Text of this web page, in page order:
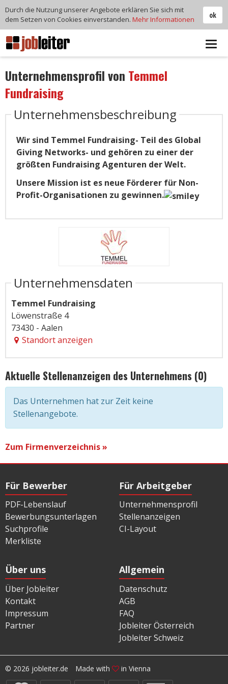
Unternehmensprofil von Temmel
Fundraising
Unternehmensbeschreibung
Wir sind Temmel Fundraising- Teil des Global
Giving Networks- und gehören zu einer der
größten Fundraising Agenturen der Welt.
Unsere Mission ist es neue Förderer für Non-
Profit-Organisationen zu gewinnen.
Unternehmensdaten
Temmel Fundraising
Löwenstraße 4
73430 - Aalen
Standort anzeigen
Aktuelle Stellenanzeigen des Unternehmens (0)
Das Unternehmen hat zur Zeit keine
Stellenangebote.
Zum Firmenverzeichnis »
Für Bewerber
PDF-Lebenslauf
Bewerbungsunterlagen
Suchprofile
Merkliste
Für Arbeitgeber
Unternehmensprofil
Stellenanzeigen
CI-Layout
Über uns
Über Jobleiter
Kontakt
Impressum
Partner
Allgemein
Datenschutz
AGB
FAQ
Jobleiter Österreich
Jobleiter Schweiz
© 2026 jobleiter.de Made with in Vienna
ok
Durch die Nutzung unserer Angebote erklären Sie sich mit
dem Setzen von Cookies einverstanden. Mehr Informationen